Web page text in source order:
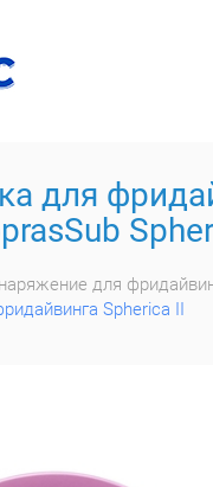
для
для
Spherica II